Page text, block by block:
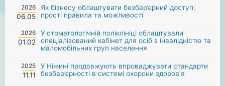
2026
06.05
Як бізнесу облаштувати безбар’єрний доступ:
прості правила та можливості
2026
01.02
У стоматологічній поліклініці облаштували
спеціалізований кабінет для осіб з інвалідністю та
маломобільних груп населення
2025
11.11
У Ніжині продовжують впроваджувати стандарти
безбар’єрності в системі охорони здоров’я